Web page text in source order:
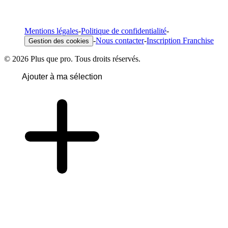
Mentions légales-Politique de confidentialité-
Gestion des cookies -Nous contacter-Inscription Franchise
© 2026 Plus que pro. Tous droits réservés.
Ajouter à ma sélection